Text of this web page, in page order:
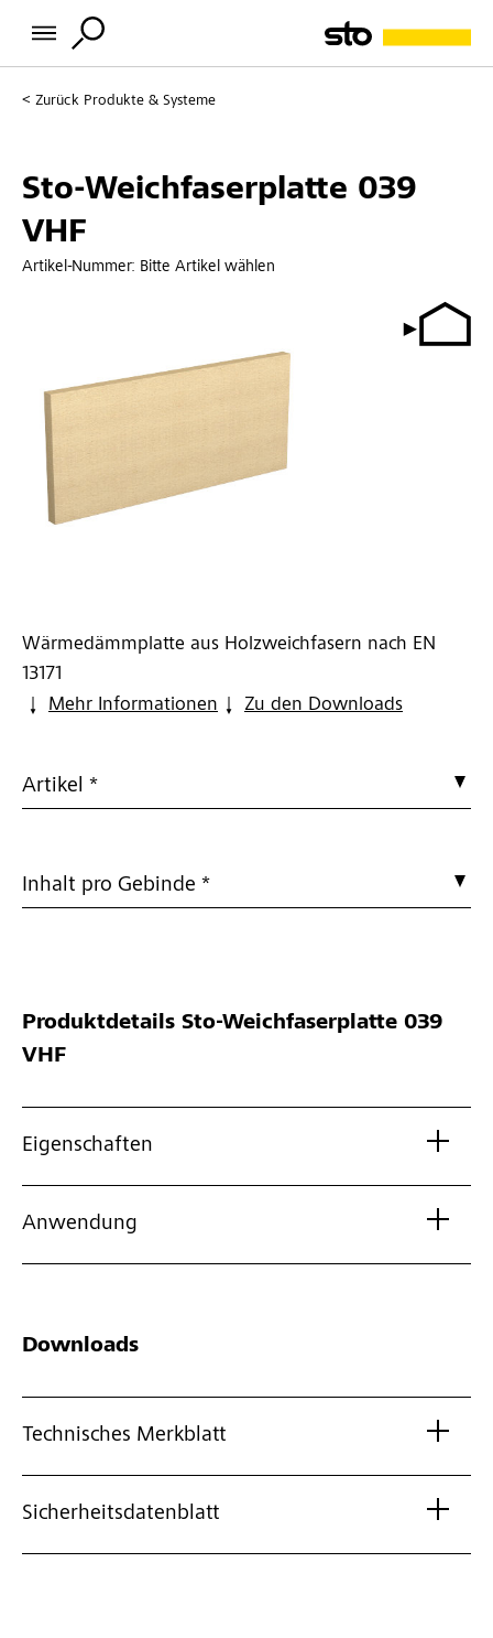
Zurück Produkte & Systeme
Sto-Weichfaserplatte 039
VHF
Artikel-Nummer: Bitte Artikel wählen
Wärmedämmplatte aus Holzweichfasern nach EN
13171
Mehr Informationen
Zu den Downloads
Artikel *
Inhalt pro Gebinde *
Produktdetails Sto-Weichfaserplatte 039
VHF
Eigenschaften
Anwendung
Downloads
Technisches Merkblatt
Sicherheitsdatenblatt